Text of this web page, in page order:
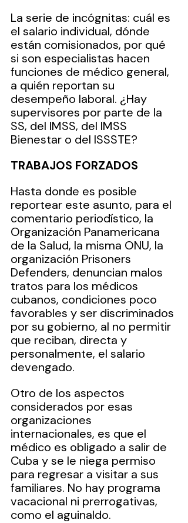
La serie de incógnitas: cuál es
el salario individual, dónde
están comisionados, por qué
si son especialistas hacen
funciones de médico general,
a quién reportan su
desempeño laboral. ¿Hay
supervisores por parte de la
SS, del IMSS, del IMSS
Bienestar o del ISSSTE?
TRABAJOS FORZADOS
Hasta donde es posible
reportear este asunto, para el
comentario periodístico, la
Organización Panamericana
de la Salud, la misma ONU, la
organización Prisoners
Defenders, denuncian malos
tratos para los médicos
cubanos, condiciones poco
favorables y ser discriminados
por su gobierno, al no permitir
que reciban, directa y
personalmente, el salario
devengado.
Otro de los aspectos
considerados por esas
organizaciones
internacionales, es que el
médico es obligado a salir de
Cuba y se le niega permiso
para regresar a visitar a sus
familiares. No hay programa
vacacional ni prerrogativas,
como el aguinaldo.